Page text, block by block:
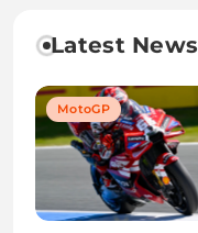
Latest News
MotoGP